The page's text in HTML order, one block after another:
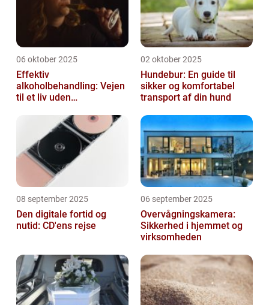
06 oktober 2025
Effektiv
alkoholbehandling: Vejen
til et liv uden
02 oktober 2025
Hundebur: En guide til
sikker og komfortabel
transport af din hund
08 september 2025
Den digitale fortid og
nutid: CD'ens rejse
06 september 2025
Overvågningskamera:
Sikkerhed i hjemmet og
virksomheden